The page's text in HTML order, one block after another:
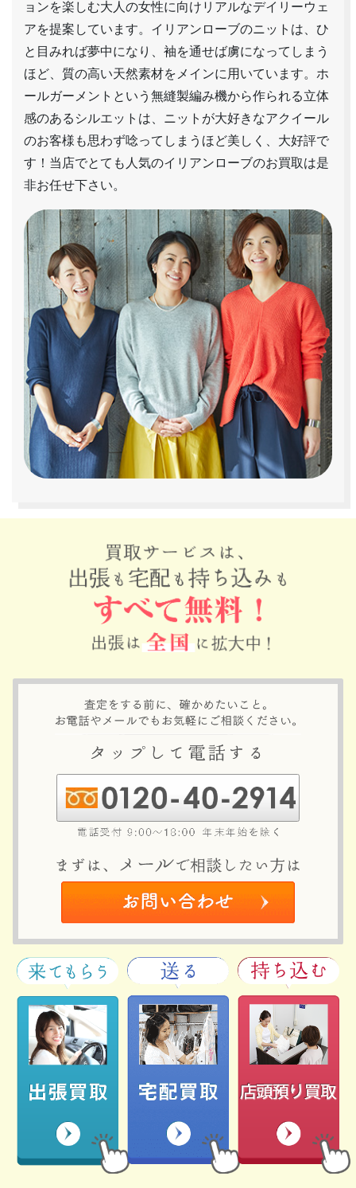
ョンを楽しむ大人の女性に向けリアルなデイリーウェ
アを提案しています。イリアンローブのニットは、ひ
と目みれば夢中になり、袖を通せば虜になってしまう
ほど、質の高い天然素材をメインに用いています。ホ
ールガーメントという無縫製編み機から作られる立体
感のあるシルエットは、ニットが大好きなアクイール
のお客様も思わず唸ってしまうほど美しく、大好評で
す！当店でとても人気のイリアンローブのお買取は是
非お任せ下さい。